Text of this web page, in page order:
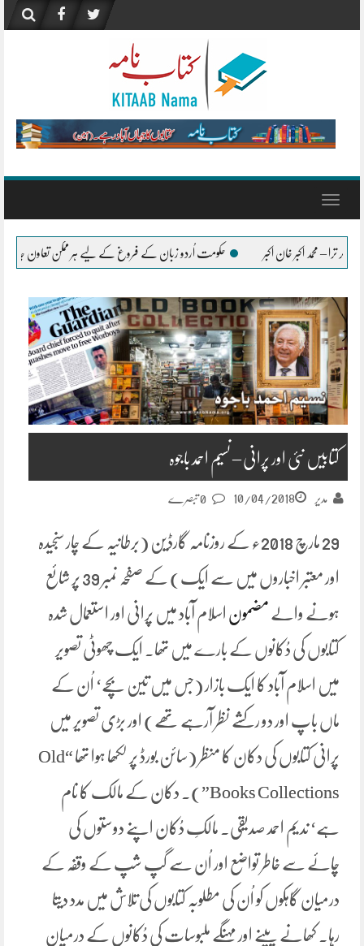
content
Toggle
زبان کے فروغ کے لیے ہر ممکن تعاون جاری رکھے گی، وفاقی وزیر اورنگزیب خان کچھی
کتابیں نئی اور پرانی – نسیم احمد باجوہ
مدیر 10/04/2018
29 مارچ 2018ء کے روزنامہ گارڈین (برطانیہ کے چار سنجیدہ
اور معتبر اخباروں میں سے ایک) کے صفحہ نمبر 39 پر شائع
ہونے والے مضمون اسلام آباد میں پرانی اور استعمال شدہ
کتابوں کی دُکانوں کے بارے میں تھا۔ ایک چھوٹی تصویر
میں اسلام آباد کا ایک بازار (جس میں تین بچے‘ اُن کے
ماں باپ اور دو رکشے نظر آرہے تھے) اور بڑی تصویر میں
پرانی کتابوں کی دکان کا منظر (سائن بورڈ پر لکھا ہوا تھا “Old
Books Collections”). دکان کے مالک کا نام
ہے‘ ندیم احمد صدیقی۔ مالکِ دُکان اپنے دوستوں کی
چائے سے خاطر تواضع اور اُن سے گپ شپ کے وقفہ کے
درمیان گاہکوں کو اُن کی مطلوبہ کتابوں کی تلاش میں مدد دیتا
رہا۔ کھانے پینے اور مہنگے ملبوسات کی دُکانوں کے درمیان